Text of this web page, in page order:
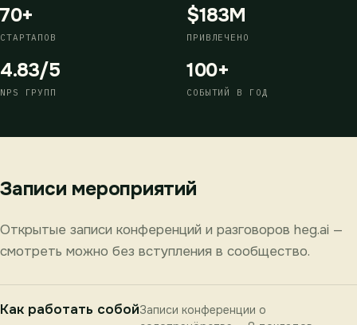
70+
СТАРТАПОВ
$183M
ПРИВЛЕЧЕНО
4.83/5
NPS ГРУПП
100+
СОБЫТИЙ В ГОД
Записи мероприятий
Открытые записи конференций и разговоров heg.ai —
смотреть можно без вступления в сообщество.
Как работать собойЗаписи конференции о